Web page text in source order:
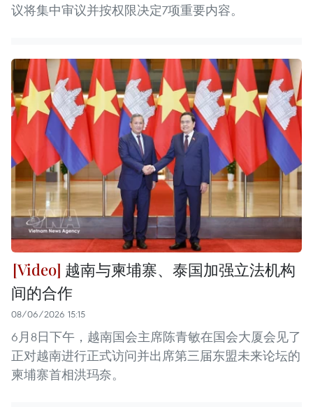
议将集中审议并按权限决定7项重要内容。
越南与柬埔寨、泰国加强立法机构
间的合作
08/06/2026 15:15
6月8日下午，越南国会主席陈青敏在国会大厦会见了
正对越南进行正式访问并出席第三届东盟未来论坛的
柬埔寨首相洪玛奈。